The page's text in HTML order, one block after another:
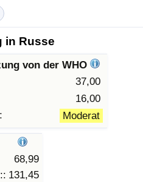
in Russe
von der WHO
37,00
16,00
Moderat
68,99
131,45
(aktuell)
nach Land
Land
Land